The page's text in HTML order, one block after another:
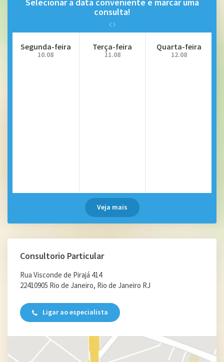
consulta!
Segunda-feira
10.08
Terça-feira
11.08
Quarta-feira
12.08
Veja mais
Consultorio Particular
Rua Visconde de Pirajá 414
22410905 Rio de Janeiro, Rio de Janeiro RJ
Ligar ao especialista